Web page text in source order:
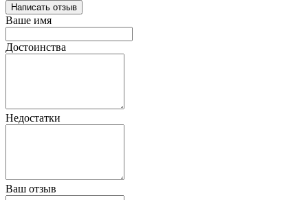
Написать отзыв
Ваше имя
Достоинства
Недостатки
Ваш отзыв